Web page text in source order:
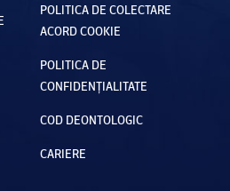
POLITICA DE COLECTARE
ACORD COOKIE
POLITICA DE
CONFIDENȚIALITATE
COD DEONTOLOGIC
CARIERE